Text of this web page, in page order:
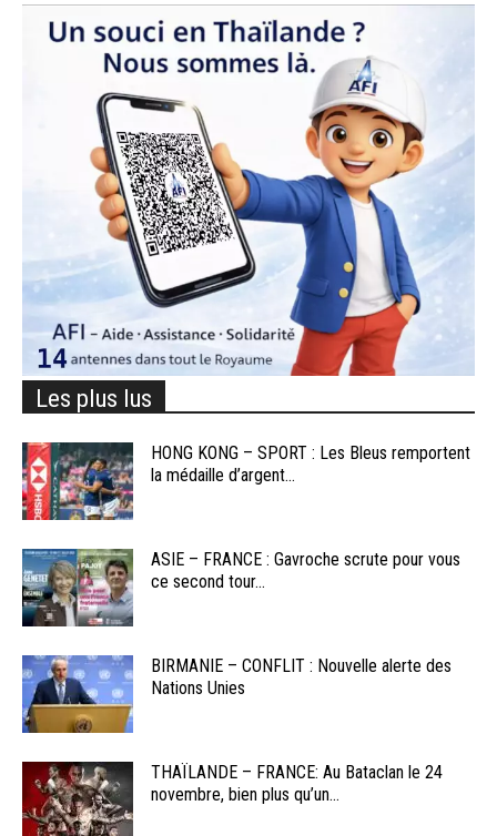
Les plus lus
HONG KONG – SPORT : Les Bleus remportent
la médaille d’argent...
ASIE – FRANCE : Gavroche scrute pour vous
ce second tour...
BIRMANIE – CONFLIT : Nouvelle alerte des
Nations Unies
THAÏLANDE – FRANCE: Au Bataclan le 24
novembre, bien plus qu’un...